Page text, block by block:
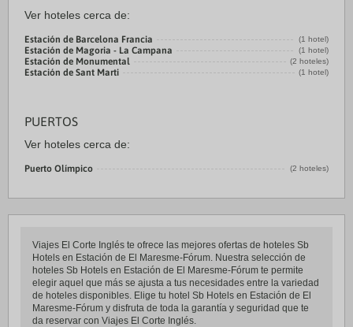
Ver hoteles cerca de:
Estación de Barcelona Francia (1 hotel)
Estación de Magoria - La Campana (1 hotel)
Estación de Monumental (2 hoteles)
Estación de Sant Marti (1 hotel)
PUERTOS
Ver hoteles cerca de:
Puerto Olímpico (2 hoteles)
Viajes El Corte Inglés te ofrece las mejores ofertas de hoteles Sb
Hotels en Estación de El Maresme-Fórum. Nuestra selección de
hoteles Sb Hotels en Estación de El Maresme-Fórum te permite
elegir aquel que más se ajusta a tus necesidades entre la variedad
de hoteles disponibles. Elige tu hotel Sb Hotels en Estación de El
Maresme-Fórum y disfruta de toda la garantía y seguridad que te
da reservar con Viajes El Corte Inglés.